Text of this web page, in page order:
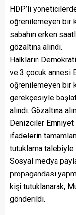
HDP’li
öğrenilemeyen bir
sabahın erken
gözaltına alındı.
Halkların
ve 3 çocuk annesi
öğrenilemeyen bir
gerekçesiyle
alındı. Gözaltına
Denizciler Emniyet
ifadelerin
tutuklama
Sosyal medya
propagandası
kişi tutuklanarak,
gönderildi.